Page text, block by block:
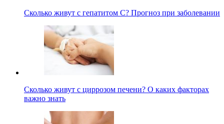
Сколько живут с гепатитом С? Прогноз при заболевании
Сколько живут с циррозом печени? О каких факторах
важно знать